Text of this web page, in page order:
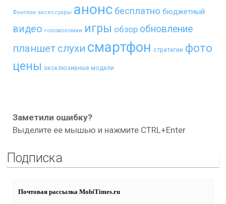
Фэнтези аксессуары анонс бесплатно бюджетный
видео головоломки игры обзор обновление
планшет слухи смартфон стратегии фото
цены эксклюзивные модели
Заметили ошибку?
Выделите ее мышью и нажмите CTRL+Enter
Подписка
Почтовая рассылка MobiTimes.ru